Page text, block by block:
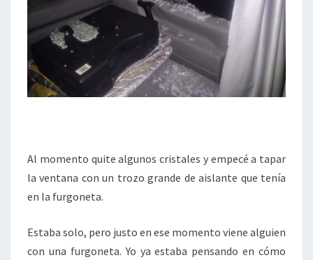
Al momento quite algunos cristales y empecé a tapar
la ventana con un trozo grande de aislante que tenía
en la furgoneta.
Estaba solo, pero justo en ese momento viene alguien
con una furgoneta. Yo ya estaba pensando en cómo